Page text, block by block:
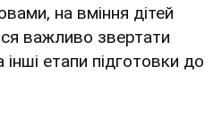
на вміння дітей
важливо звертати
інші етапи підготовки до